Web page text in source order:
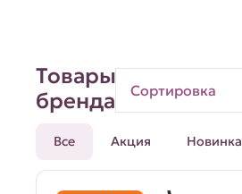
Товары
бренда
Сортировка
Все Акция Новинка